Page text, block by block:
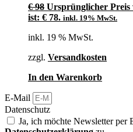
€98 Ursprünglicher Preis
ist: € 78. inkl. 19% MwSt.
inkl. 19 % MwSt.
zzgl. Versandkosten
In den Warenkorb
E-Mail
Datenschutz
Ja, ich möchte Newsletter per